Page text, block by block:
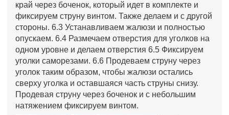
край через боченок, который идет в комплекте и
фиксируем струну винтом. Также делаем и с другой
стороны. 6.3 Устанавливаем жалюзи и полностью
опускаем. 6.4 Размечаем отверстия для уголков на
одном уровне и делаем отверстия 6.5 Фиксируем
уголки саморезами. 6.6 Продеваем струну через
уголок таким образом, чтобы жалюзи остались
сверху уголка и оставшаяся часть струны снизу.
Продевая струну через боченок и с небольшим
натяжением фиксируем винтом.